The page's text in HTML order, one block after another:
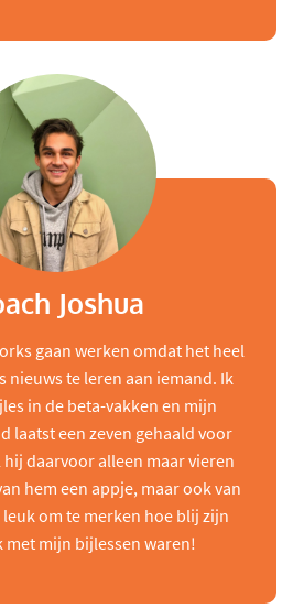
Joshua
gaan werken omdat het heel
nieuws te leren aan iemand. Ik
in de beta-vakken en mijn
laatst een zeven gehaald voor
daarvoor alleen maar vieren
hem een appje, maar ook van
om te merken hoe blij zijn
met mijn bijlessen waren!